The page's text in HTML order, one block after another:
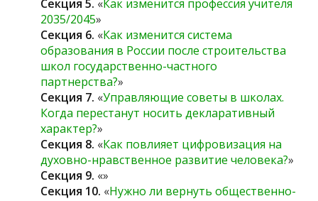
Секция 5. «Как изменится профессия учителя
2035/2045»
Секция 6. «Как изменится система
образования в России после строительства
школ государственно-частного
партнерства?»
Секция 7. «Управляющие советы в школах.
Когда перестанут носить декларативный
характер?»
Секция 8. «Как повлияет цифровизация на
духовно-нравственное развитие человека?»
Секция 9. «»
Секция 10. «Нужно ли вернуть общественно-